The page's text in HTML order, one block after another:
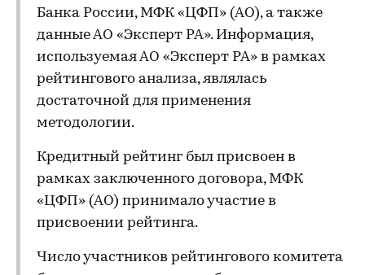
Банка России, МФК «ЦФП» (АО), а также
данные АО «Эксперт РА». Информация,
используемая АО «Эксперт РА» в рамках
рейтингового анализа, являлась
достаточной для применения
методологии.
Кредитный рейтинг был присвоен в
рамках заключенного договора, МФК
«ЦФП» (АО) принимало участие в
присвоении рейтинга.
Число участников рейтингового комитета